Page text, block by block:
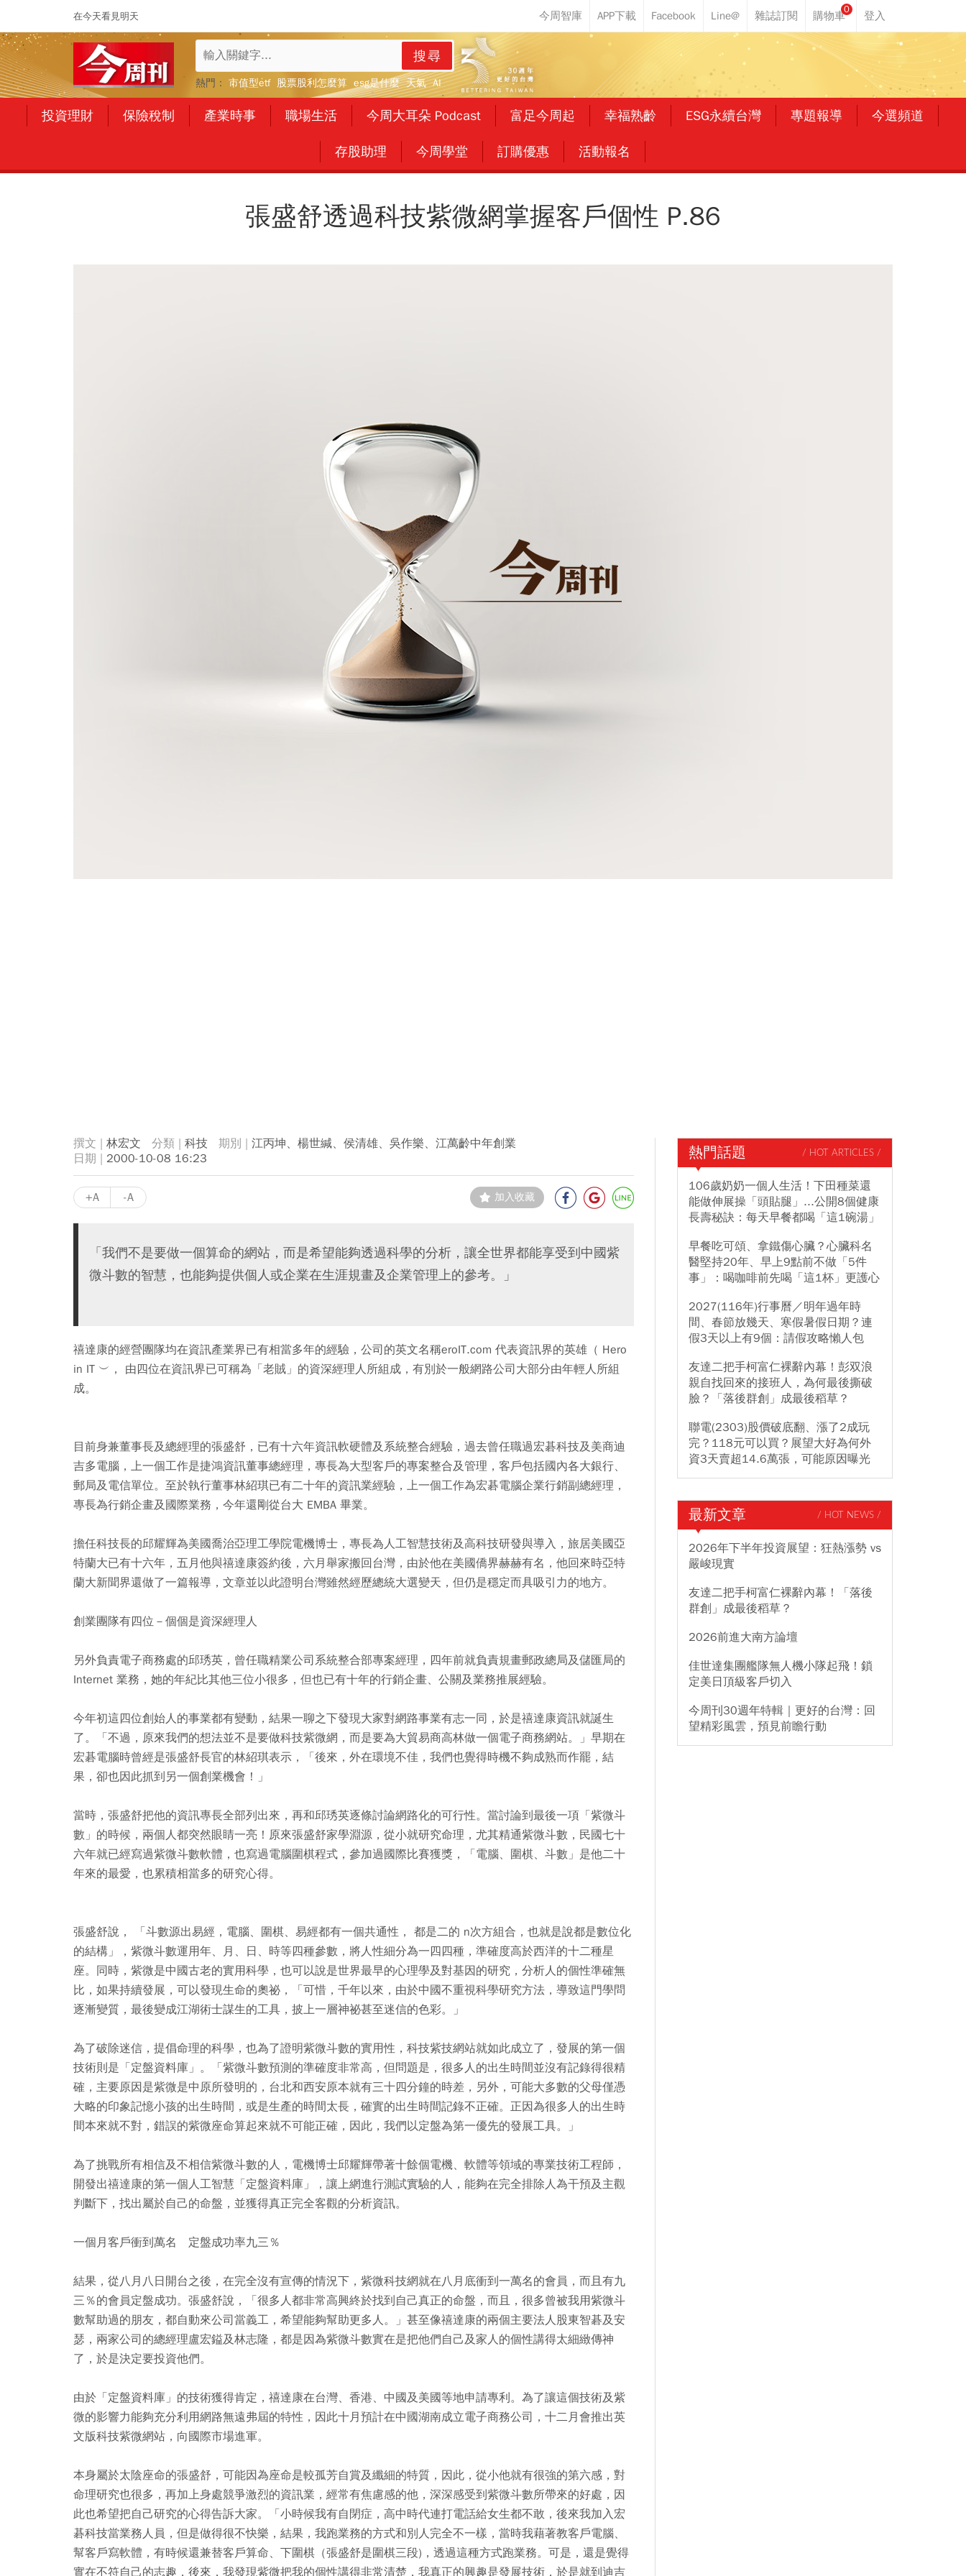
在今天看見明天
0
搜尋
熱門： 市值型etf 股票股利怎麼算 esg是什麼 天氣 AI
投資理財 保險稅制 產業時事 職場生活 今周大耳朵 Podcast 富足今周起 幸福熟齡 ESG永續台灣 專題報導 今選頻道
存股助理 今周學堂 訂購優惠 活動報名
張盛舒透過科技紫微網掌握客戶個性 P.86
林宏文 科技
江丙坤、楊世緘、侯清雄、吳作樂、江萬齡中年創業
2000-10-08 16:23
+A -A 加入收藏
「我們不是要做一個算命的網站，而是希望能夠透過科學的分析，讓全世界都能享受到中國紫
微斗數的智慧，也能夠提供個人或企業在生涯規畫及企業管理上的參考。」
禧達康的經營團隊均在資訊產業界已有相當多年的經驗，公司的英文名稱eroIT.com 代表資訊界的英雄（ Hero
in IT ︶， 由四位在資訊界已可稱為「老賊」的資深經理人所組成，有別於一般網路公司大部分由年輕人所組
成。
目前身兼董事長及總經理的張盛舒，已有十六年資訊軟硬體及系統整合經驗，過去曾任職過宏碁科技及美商迪
吉多電腦，上一個工作是捷鴻資訊董事總經理，專長為大型客戶的專案整合及管理，客戶包括國內各大銀行、
郵局及電信單位。至於執行董事林紹琪已有二十年的資訊業經驗，上一個工作為宏碁電腦企業行銷副總經理，
專長為行銷企畫及國際業務，今年還剛從台大 EMBA 畢業。
擔任科技長的邱耀輝為美國喬治亞理工學院電機博士，專長為人工智慧技術及高科技研發與導入，旅居美國亞
特蘭大已有十六年，五月他與禧達康簽約後，六月舉家搬回台灣，由於他在美國僑界赫赫有名，他回來時亞特
蘭大新聞界還做了一篇報導，文章並以此證明台灣雖然經歷總統大選變天，但仍是穩定而具吸引力的地方。
創業團隊有四位－個個是資深經理人
另外負責電子商務處的邱琇英，曾任職精業公司系統整合部專案經理，四年前就負責規畫郵政總局及儲匯局的
Internet 業務，她的年紀比其他三位小很多，但也已有十年的行銷企畫、公關及業務推展經驗。
今年初這四位創始人的事業都有變動，結果一聊之下發現大家對網路事業有志一同，於是禧達康資訊就誕生
了。「不過，原來我們的想法並不是要做科技紫微網，而是要為大貿易商高林做一個電子商務網站。」早期在
宏碁電腦時曾經是張盛舒長官的林紹琪表示，「後來，外在環境不佳，我們也覺得時機不夠成熟而作罷，結
果，卻也因此抓到另一個創業機會！」
當時，張盛舒把他的資訊專長全部列出來，再和邱琇英逐條討論網路化的可行性。當討論到最後一項「紫微斗
數」的時候，兩個人都突然眼睛一亮！原來張盛舒家學淵源，從小就研究命理，尤其精通紫微斗數，民國七十
六年就已經寫過紫微斗數軟體，也寫過電腦圍棋程式，參加過國際比賽獲獎，「電腦、圍棋、斗數」是他二十
年來的最愛，也累積相當多的研究心得。
張盛舒說， 「斗數源出易經，電腦、圍棋、易經都有一個共通性， 都是二的 n次方組合，也就是說都是數位化
的結構」，紫微斗數運用年、月、日、時等四種參數，將人性細分為一四四種，準確度高於西洋的十二種星
座。同時，紫微是中國古老的實用科學，也可以說是世界最早的心理學及對基因的研究，分析人的個性準確無
比，如果持續發展，可以發現生命的奧祕，「可惜，千年以來，由於中國不重視科學研究方法，導致這門學問
逐漸變質，最後變成江湖術士謀生的工具，披上一層神祕甚至迷信的色彩。」
為了破除迷信，提倡命理的科學，也為了證明紫微斗數的實用性，科技紫技網站就如此成立了，發展的第一個
技術則是「定盤資料庫」。「紫微斗數預測的準確度非常高，但問題是，很多人的出生時間並沒有記錄得很精
確，主要原因是紫微是中原所發明的，台北和西安原本就有三十四分鐘的時差，另外，可能大多數的父母僅憑
大略的印象記憶小孩的出生時間，或是生產的時間太長，確實的出生時間記錄不正確。正因為很多人的出生時
間本來就不對，錯誤的紫微座命算起來就不可能正確，因此，我們以定盤為第一優先的發展工具。」
為了挑戰所有相信及不相信紫微斗數的人，電機博士邱耀輝帶著十餘個電機、軟體等領域的專業技術工程師，
開發出禧達康的第一個人工智慧「定盤資料庫」，讓上網進行測試實驗的人，能夠在完全排除人為干預及主觀
判斷下，找出屬於自己的命盤，並獲得真正完全客觀的分析資訊。
一個月客戶衝到萬名 定盤成功率九三％
結果，從八月八日開台之後，在完全沒有宣傳的情況下，紫微科技網就在八月底衝到一萬名的會員，而且有九
三％的會員定盤成功。張盛舒說，「很多人都非常高興終於找到自己真正的命盤，而且，很多曾被我用紫微斗
數幫助過的朋友，都自動來公司當義工，希望能夠幫助更多人。」甚至像禧達康的兩個主要法人股東智碁及安
瑟，兩家公司的總經理盧宏鎰及林志隆，都是因為紫微斗數實在是把他們自己及家人的個性講得太細緻傳神
了，於是決定要投資他們。
由於「定盤資料庫」的技術獲得肯定，禧達康在台灣、香港、中國及美國等地申請專利。為了讓這個技術及紫
微的影響力能夠充分利用網路無遠弗屆的特性，因此十月預計在中國湖南成立電子商務公司，十二月會推出英
文版科技紫微網站，向國際市場進軍。
本身屬於太陰座命的張盛舒，可能因為座命是較孤芳自賞及纖細的特質，因此，從小他就有很強的第六感，對
命理研究也很多，再加上身處競爭激烈的資訊業，經常有焦慮感的他，深深感受到紫微斗數所帶來的好處，因
此也希望把自己研究的心得告訴大家。「小時候我有自閉症，高中時代連打電話給女生都不敢，後來我加入宏
碁科技當業務人員，但是做得很不快樂，結果，我跑業務的方式和別人完全不一樣，當時我藉著教客戶電腦、
幫客戶寫軟體，有時候還兼替客戶算命、下圍棋（張盛舒是圍棋三段)，透過這種方式跑業務。可是，還是覺得
實在不符自己的志趣，後來，我發現紫微把我的個性講得非常清楚，我真正的興趣是發展技術，於是就到迪吉
熱門話題 / HOT ARTICLES /
106歲奶奶一個人生活！下田種菜還
能做伸展操「頭貼腿」...公開8個健康
長壽秘訣：每天早餐都喝「這1碗湯」
早餐吃可頌、拿鐵傷心臟？心臟科名
醫堅持20年、早上9點前不做「5件
事」：喝咖啡前先喝「這1杯」更護心
2027(116年)行事曆／明年過年時
間、春節放幾天、寒假暑假日期？連
假3天以上有9個：請假攻略懶人包
友達二把手柯富仁裸辭內幕！彭双浪
親自找回來的接班人，為何最後撕破
臉？「落後群創」成最後稻草？
聯電(2303)股價破底翻、漲了2成玩
完？118元可以買？展望大好為何外
資3天賣超14.6萬張，可能原因曝光
最新文章 / HOT NEWS /
2026年下半年投資展望：狂熱漲勢 vs
嚴峻現實
友達二把手柯富仁裸辭內幕！「落後
群創」成最後稻草？
2026前進大南方論壇
佳世達集團艦隊無人機小隊起飛！鎖
定美日頂級客戶切入
今周刊30週年特輯｜更好的台灣：回
望精彩風雲，預見前瞻行動